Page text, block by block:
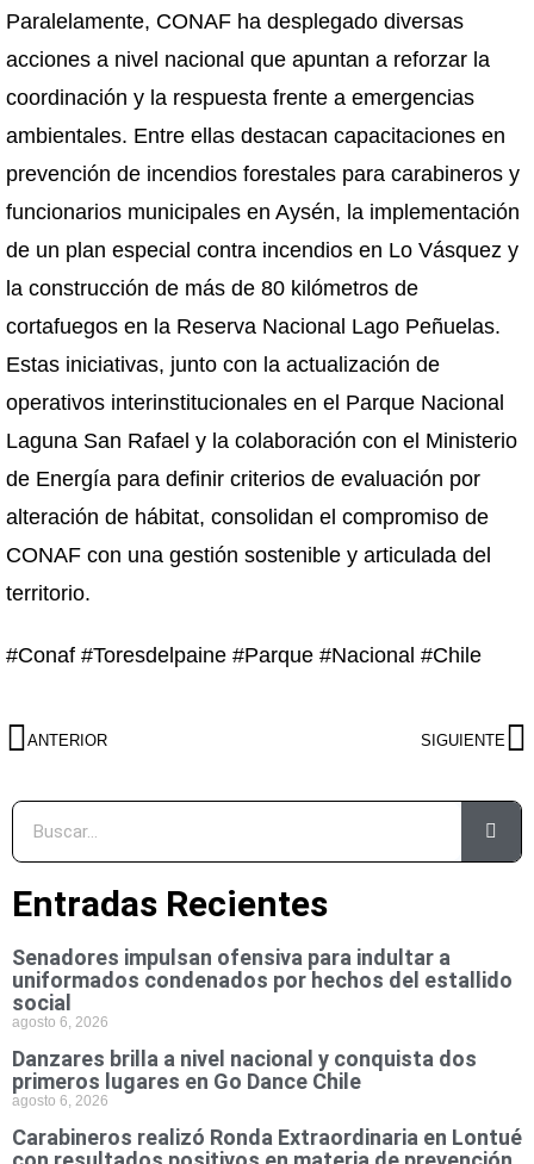
Paralelamente, CONAF ha desplegado diversas
acciones a nivel nacional que apuntan a reforzar la
coordinación y la respuesta frente a emergencias
ambientales. Entre ellas destacan capacitaciones en
prevención de incendios forestales para carabineros y
funcionarios municipales en Aysén, la implementación
de un plan especial contra incendios en Lo Vásquez y
la construcción de más de 80 kilómetros de
cortafuegos en la Reserva Nacional Lago Peñuelas.
Estas iniciativas, junto con la actualización de
operativos interinstitucionales en el Parque Nacional
Laguna San Rafael y la colaboración con el Ministerio
de Energía para definir criterios de evaluación por
alteración de hábitat, consolidan el compromiso de
CONAF con una gestión sostenible y articulada del
territorio.
#Conaf #Toresdelpaine #Parque #Nacional #Chile
ANTERIOR SIGUIENTE
Entradas Recientes
Senadores impulsan ofensiva para indultar a
uniformados condenados por hechos del estallido
social
agosto 6, 2026
Danzares brilla a nivel nacional y conquista dos
primeros lugares en Go Dance Chile
agosto 6, 2026
Carabineros realizó Ronda Extraordinaria en Lontué